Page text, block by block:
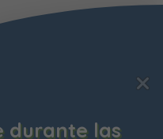
durante las